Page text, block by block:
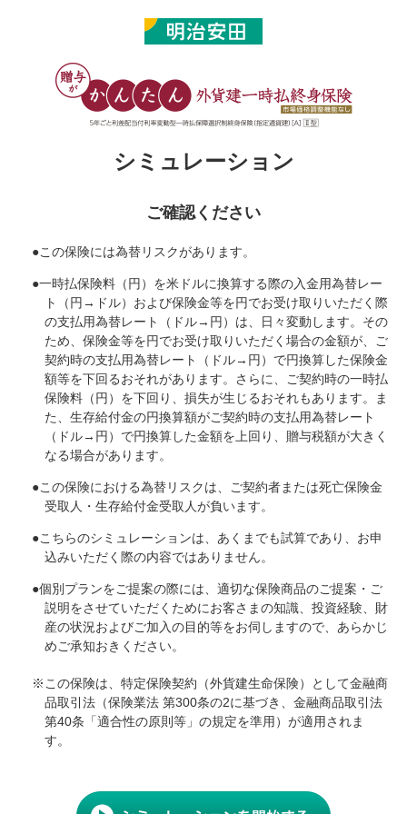
シミュレーション
ご確認ください
●この保険には為替リスクがあります。
●一時払保険料（円）を米ドルに換算する際の入金用為替レー
ト（円→ドル）および保険金等を円でお受け取りいただく際
の支払用為替レート（ドル→円）は、日々変動します。その
ため、保険金等を円でお受け取りいただく場合の金額が、ご
契約時の支払用為替レート（ドル→円）で円換算した保険金
額等を下回るおそれがあります。さらに、ご契約時の一時払
保険料（円）を下回り、損失が生じるおそれもあります。ま
た、生存給付金の円換算額がご契約時の支払用為替レート
（ドル→円）で円換算した金額を上回り、贈与税額が大きく
なる場合があります。
●この保険における為替リスクは、ご契約者または死亡保険金
受取人・生存給付金受取人が負います。
●こちらのシミュレーションは、あくまでも試算であり、お申
込みいただく際の内容ではありません。
●個別プランをご提案の際には、適切な保険商品のご提案・ご
説明をさせていただくためにお客さまの知識、投資経験、財
産の状況およびご加入の目的等をお伺しますので、あらかじ
めご承知おきください。
※ この保険は、特定保険契約（外貨建生命保険）として金融商
品取引法（保険業法 第300条の2に基づき、金融商品取引法
第40条「適合性の原則等」の規定を準用）が適用されま
す。